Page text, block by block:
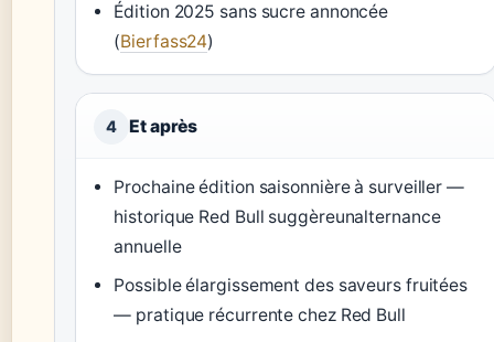
Édition 2025 sans sucre annoncée
(Bierfass24)
4 Et après
Prochaine édition saisonnière à surveiller —
historique Red Bull suggèreunalternance
annuelle
Possible élargissement des saveurs fruitées
— pratique récurrente chez Red Bull